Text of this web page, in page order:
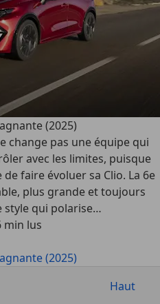
(2025)
change pas une équipe qui
avec les limites, puisque
faire évoluer sa Clio. La 6e
plus grande et toujours
style qui polarise…
min lus
(2025)
Haut